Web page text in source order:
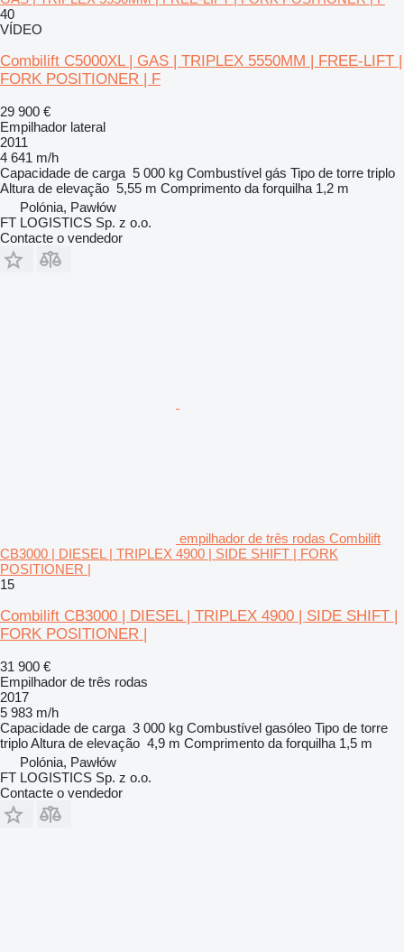
40
VÍDEO
Combilift C5000XL | GAS | TRIPLEX 5550MM | FREE-LIFT |
FORK POSITIONER | F
29 900 €
Empilhador lateral
2011
4 641 m/h
Capacidade de carga 5 000 kg Combustível gás Tipo de torre triplo
Altura de elevação 5,55 m Comprimento da forquilha 1,2 m
Polónia, Pawłów
FT LOGISTICS Sp. z o.o.
Contacte o vendedor
empilhador de três rodas Combilift
CB3000 | DIESEL | TRIPLEX 4900 | SIDE SHIFT | FORK
POSITIONER |
15
Combilift CB3000 | DIESEL | TRIPLEX 4900 | SIDE SHIFT |
FORK POSITIONER |
31 900 €
Empilhador de três rodas
2017
5 983 m/h
Capacidade de carga 3 000 kg Combustível gasóleo Tipo de torre
triploAltura de elevação 4,9 m Comprimento da forquilha 1,5 m
Polónia, Pawłów
FT LOGISTICS Sp. z o.o.
Contacte o vendedor